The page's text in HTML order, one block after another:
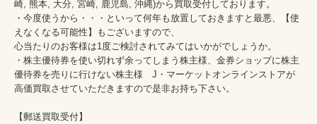
崎, 熊本, 大分, 宮崎, 鹿児島, 沖縄)から買取受付しております。
・今度使うから・・・といって何年も放置しておきますと最悪、【使
えなくなる可能性】もございますので、
心当たりのお客様は1度ご検討されてみてはいかがでしょうか。
・株主優待券を使い切れず余ってしまう株主様、金券ショップに株主
優待券を売りに行けない株主様　J・マーケットオンラインストアが
高価買取させていただきますので是非お持ち下さい。